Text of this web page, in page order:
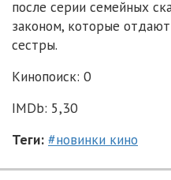
после серии семейных
законом, которые
сестры.
Кинопоиск: 0
IMDb: 5,30
Теги: #новинки кино